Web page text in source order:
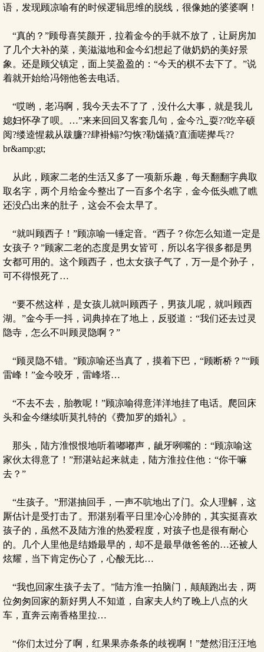
语，发现顾凉喻有的时候逻辑思维的脱线，很像她的婆婆啊！
“真的？”顾母喜笑颜开，拉着金今的手就不放了，让厨房加
了几个大补的菜，美滋滋地和金今幻想起了做奶奶的美好景
象。还是顾父镇定，面上笑盈盈的：“今天的棋不去下了。”说
着就开始给冯翎他爸去电话。
“哎哟，老冯啊，我今天去不了了，没什么大事，就是我儿
媳妇怀孕了呗。…”来来回回又客套几句，金今?辶耍??吃辛硕
阅?缕逵惺裁从跋臁??肆褂鳎?匀恢?勒馐撬?直湎嗟撵乓??
br&amp;gt;
从此，顾家二老的生活又多了一项新乐趣，每天翻翻字典取
取名字，两个月给金今整出了一百多个名字，金今低头瞧了瞧
还没凸出来的肚子，这会不会太早了。
“就叫顾西子！”顾凉喻一锤定音。“西子？你怎么知道一定是
女孩子？”顾家二老的态度是男女皆可，所以名字很多都是男
女都可用的。这个顾西子，也太女孩子气了，万一是个孙子，
可不得恨死了…
“要不然这样，是女孩儿就叫顾西子，男孩儿呢，就叫顾西
湖。”金今手一抖，词典掉在了地上，反驳道：“我们还去过灵
隐寺，怎么不叫顾灵隐啊？”
“顾灵隐不错。”顾凉喻还当真了，摸着下巴，“顾断桥？”“顾
雷峰！”金今咬牙，雷峰塔…
“不去不去，胎教呢！”顾凉喻得意洋洋地挂了电话。爬回床
头和金今继续听莫扎特的《费加罗的婚礼》。
那头，陆方淮恨恨地听着嘟嘟声，龇牙咧嘴的：“顾凉喻这
家伙太得意了！”邢湛站起来就走，陆方淮拉住他：“你干嘛
去？”
“生孩子。”邢湛抽回手，一声不吭地出了门。众人理解，这
厮估计是受打击了。邢湛别看平日里冷心冷肺的，其实挺喜欢
孩子的，虽然不及陆方淮的热爱程度，对孩子也是很有耐心
的。几个人里他是结婚最早的，却不是最早做爸爸的…还被人
炫耀，当下肯定伤心了，心酸无比…
“我也回家生孩子去了。”陆方淮一拍脑门，颠颠跑出去，两
位匆匆回家的新好男人不知道，自家夫人约了晚上八点的火
车，直奔云南香格里拉…
“你们太过分了啊，红果果赤条条的歧视啊！”楚然泪汪汪地